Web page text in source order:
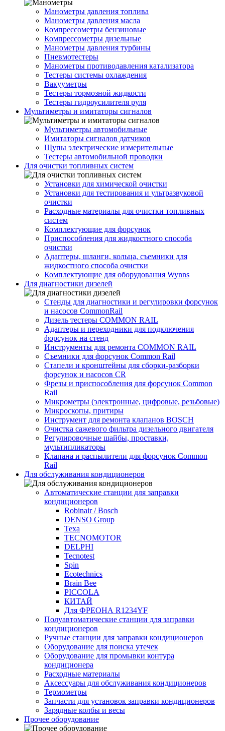
Манометры давления топлива
Манометры давления масла
Компрессометры бензиновые
Компрессометры дизельные
Манометры давления турбины
Пневмотестеры
Манометры противодавления катализатора
Тестеры системы охлаждения
Вакууметры
Тестеры тормозной жидкости
Тестеры гидроусилителя руля
Мультиметры и имитаторы сигналов
Мультиметры автомобильные
Имитаторы сигналов датчиков
Щупы электрические измерительные
Тестеры автомобильной проводки
Для очистки топливных систем
Установки для химической очистки
Установки для тестирования и ультразвуковой
очистки
Расходные материалы для очистки топливных
систем
Комплектующие для форсунок
Приспособления для жидкостного способа
очистки
Адаптеры, шланги, кольца, съемники для
жидкостного способа очистки
Комплектующие для оборудования Wynns
Для диагностики дизелей
Стенды для диагностики и регулировки форсунок
и насосов CommonRail
Дизель тестеры COMMON RAIL
Адаптеры и переходники для подключения
форсунок на стенд
Инструменты для ремонта COMMON RAIL
Съемники для форсунок Common Rail
Стапели и кронштейны для сборки-разборки
форсунок и насосов CR
Фрезы и приспособления для форсунок Common
Rail
Микрометры (электронные, цифровые, резьбовые)
Микроскопы, притиры
Инструмент для ремонта клапанов BOSCH
Очистка сажевого фильтра дизельного двигателя
Регулировочные шайбы, проставки,
мультипликаторы
Клапана и распылители для форсунок Common
Rаil
Для обслуживания кондиционеров
Автоматические станции для заправки
кондиционеров
Robinair / Bosch
DENSO Group
Texa
TECNOMOTOR
DELPHI
Tecnotest
Spin
Ecotechnics
Brain Bee
PICCOLA
КИТАЙ
Для ФРЕОНА R1234YF
Полуавтоматические станции для заправки
кондиционеров
Ручные станции для заправки кондиционеров
Оборудование для поиска утечек
Оборудование для промывки контура
кондиционера
Расходные материалы
Аксессуары для обслуживания кондиционеров
Термометры
Запчасти для установок заправки кондиционеров
Зарядные колбы и весы
Прочее оборудование